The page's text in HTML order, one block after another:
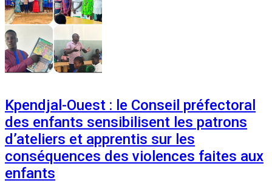
Kpendjal-Ouest : le Conseil préfectoral
des enfants sensibilisent les patrons
d’ateliers et apprentis sur les
conséquences des violences faites aux
enfants